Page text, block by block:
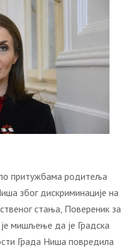
по притужбама родитеља
због дискриминације на
стања, Повереник за
мишљење да је Градска
Града Ниша повредила